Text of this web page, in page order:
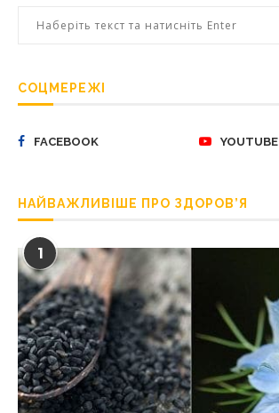
СОЦМЕРЕЖІ
FACEBOOK YOUTUBE
НАЙВАЖЛИВІШЕ ПРО ЗДОРОВ’Я
1